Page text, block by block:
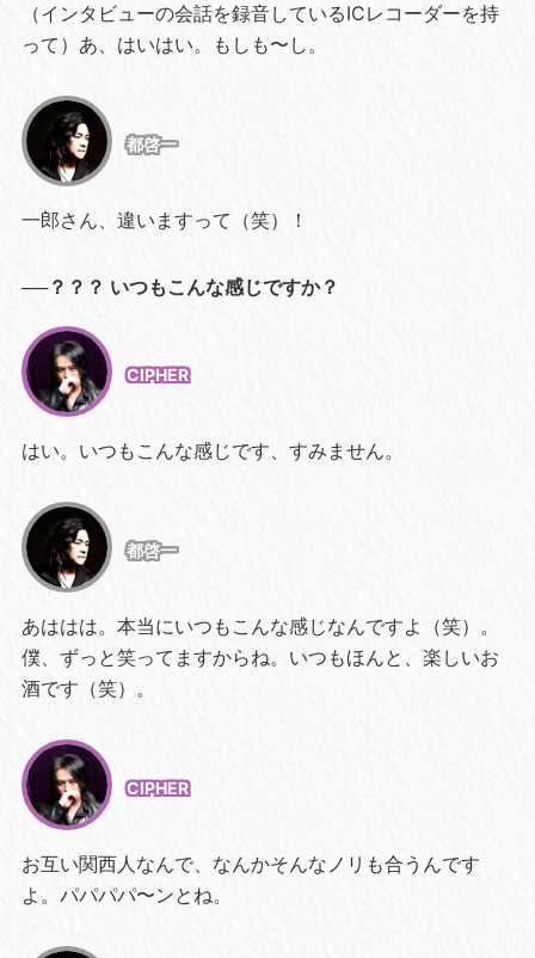
（インタビューの会話を録音しているICレコーダーを持
って）あ、はいはい。もしも〜し。
都啓一
一郎さん、違いますって（笑）！
──？？？ いつもこんな感じですか？
CIPHER
はい。いつもこんな感じです、すみません。
都啓一
あははは。本当にいつもこんな感じなんですよ（笑）。
僕、ずっと笑ってますからね。いつもほんと、楽しいお
酒です（笑）。
CIPHER
お互い関西人なんで、なんかそんなノリも合うんです
よ。パパパパ〜ンとね。